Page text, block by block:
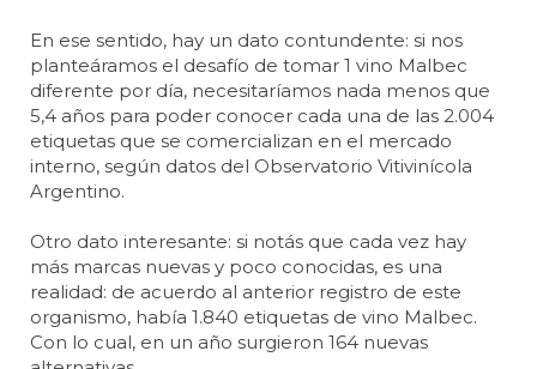
En ese sentido, hay un dato contundente: si nos
planteáramos el desafío de tomar 1 vino Malbec
diferente por día, necesitaríamos nada menos que
5,4 años para poder conocer cada una de las 2.004
etiquetas que se comercializan en el mercado
interno, según datos del Observatorio Vitivinícola
Argentino.
Otro dato interesante: si notás que cada vez hay
más marcas nuevas y poco conocidas, es una
realidad: de acuerdo al anterior registro de este
organismo, había 1.840 etiquetas de vino Malbec.
Con lo cual, en un año surgieron 164 nuevas